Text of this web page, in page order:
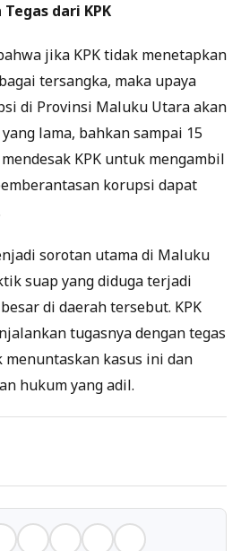
dari KPK
jika KPK tidak menetapkan
tersangka, maka upaya
di Provinsi Maluku Utara akan
lama, bahkan sampai 15
KPK untuk mengambil
korupsi dapat
sorotan utama di Maluku
suap yang diduga terjadi
di daerah tersebut. KPK
tugasnya dengan tegas
kasus ini dan
hukum yang adil.